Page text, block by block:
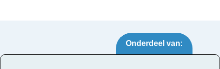
Onderdeel van: